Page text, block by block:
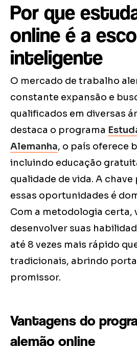
Por que
online é a
inteligente
O mercado de trabalho
constante expansão e
qualificados em diversas
destaca o programa
Alemanha, o país oferece
incluindo educação
qualidade de vida. A
essas oportunidades é
Com a metodologia certa,
desenvolver suas
até 8 vezes mais rápido
tradicionais, abrindo
promissor.
Vantagens do
alemão online